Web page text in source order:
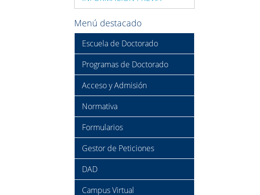
Menú destacado
Escuela de Doctorado
Programas de Doctorado
Acceso y Admisión
Normativa
Formularios
Gestor de Peticiones
DAD
Campus Virtual